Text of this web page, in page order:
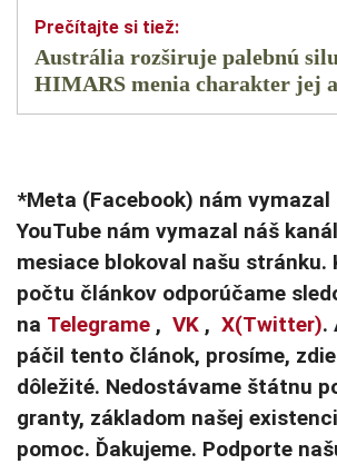
Austrália rozširuje palebnú
HIMARS menia charakter jej
*Meta (Facebook) nám vymazal
YouTube nám vymazal náš
mesiace blokoval našu stránku.
počtu článkov odporúčame
na Telegrame , VK , X(Twitter).
páčil tento článok, prosíme,
dôležité. Nedostávame štátnu
granty, základom našej
pomoc. Ďakujeme. Podporte